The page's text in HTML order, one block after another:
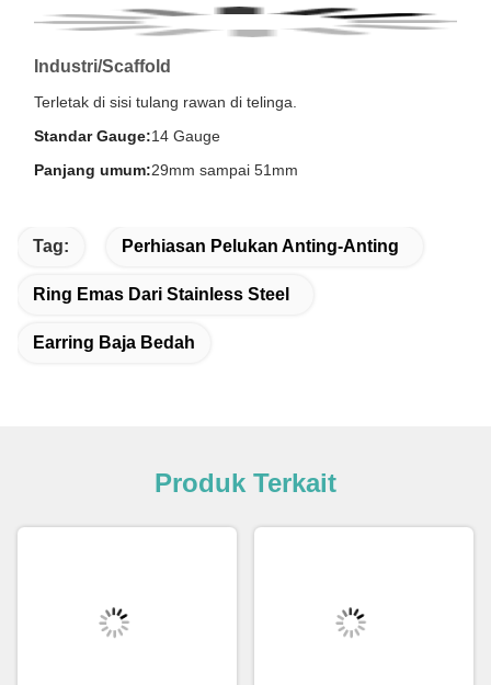
Industri/Scaffold
Terletak di sisi tulang rawan di telinga.
Standar Gauge:14 Gauge
Panjang umum:29mm sampai 51mm
Tag: Perhiasan Pelukan Anting-Anting
Ring Emas Dari Stainless Steel
Earring Baja Bedah
Produk Terkait